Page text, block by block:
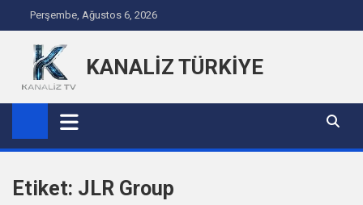
Skip to content
Perşembe, Ağustos 6, 2026
KANALİZ TÜRKİYE
Etiket: JLR Group